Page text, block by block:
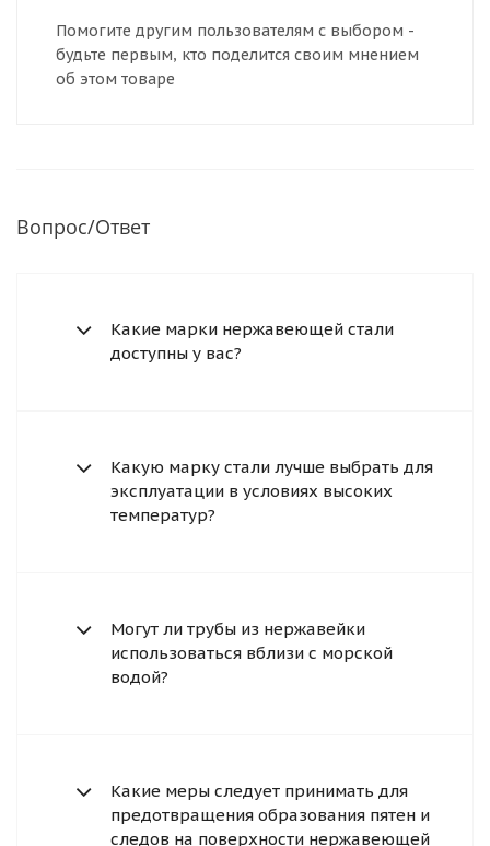
Помогите другим пользователям с выбором -
будьте первым, кто поделится своим мнением
об этом товаре
Вопрос/Ответ
Какие марки нержавеющей стали
доступны у вас?
Какую марку стали лучше выбрать для
эксплуатации в условиях высоких
температур?
Могут ли трубы из нержавейки
использоваться вблизи с морской
водой?
Какие меры следует принимать для
предотвращения образования пятен и
следов на поверхности нержавеющей